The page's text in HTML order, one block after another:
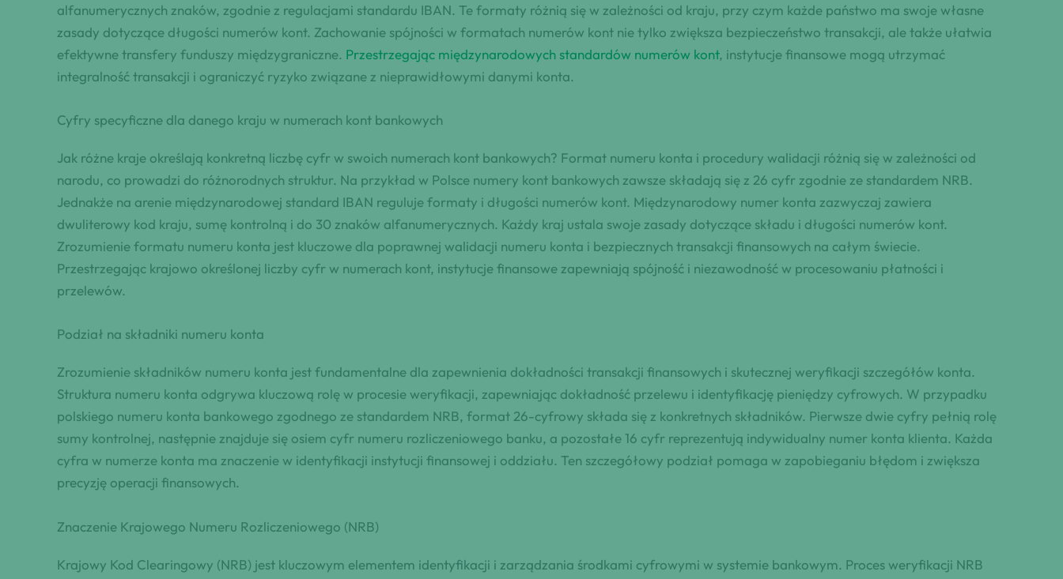
alfanumerycznych znaków, zgodnie z regulacjami standardu IBAN. Te formaty różnią się w zależności od kraju, przy czym każde państwo ma swoje własne
zasady dotyczące długości numerów kont. Zachowanie spójności w formatach numerów kont nie tylko zwiększa bezpieczeństwo transakcji, ale także ułatwia
efektywne transfery funduszy międzygraniczne. Przestrzegając międzynarodowych standardów numerów kont, instytucje finansowe mogą utrzymać
integralność transakcji i ograniczyć ryzyko związane z nieprawidłowymi danymi konta.
Cyfry specyficzne dla danego kraju w numerach kont bankowych
Jak różne kraje określają konkretną liczbę cyfr w swoich numerach kont bankowych? Format numeru konta i procedury walidacji różnią się w zależności od
narodu, co prowadzi do różnorodnych struktur. Na przykład w Polsce numery kont bankowych zawsze składają się z 26 cyfr zgodnie ze standardem NRB.
Jednakże na arenie międzynarodowej standard IBAN reguluje formaty i długości numerów kont. Międzynarodowy numer konta zazwyczaj zawiera
dwuliterowy kod kraju, sumę kontrolną i do 30 znaków alfanumerycznych. Każdy kraj ustala swoje zasady dotyczące składu i długości numerów kont.
Zrozumienie formatu numeru konta jest kluczowe dla poprawnej walidacji numeru konta i bezpiecznych transakcji finansowych na całym świecie.
Przestrzegając krajowo określonej liczby cyfr w numerach kont, instytucje finansowe zapewniają spójność i niezawodność w procesowaniu płatności i
przelewów.
Podział na składniki numeru konta
Zrozumienie składników numeru konta jest fundamentalne dla zapewnienia dokładności transakcji finansowych i skutecznej weryfikacji szczegółów konta.
Struktura numeru konta odgrywa kluczową rolę w procesie weryfikacji, zapewniając dokładność przelewu i identyfikację pieniędzy cyfrowych. W przypadku
polskiego numeru konta bankowego zgodnego ze standardem NRB, format 26-cyfrowy składa się z konkretnych składników. Pierwsze dwie cyfry pełnią rolę
sumy kontrolnej, następnie znajduje się osiem cyfr numeru rozliczeniowego banku, a pozostałe 16 cyfr reprezentują indywidualny numer konta klienta. Każda
cyfra w numerze konta ma znaczenie w identyfikacji instytucji finansowej i oddziału. Ten szczegółowy podział pomaga w zapobieganiu błędom i zwiększa
precyzję operacji finansowych.
Znaczenie Krajowego Numeru Rozliczeniowego (NRB)
Krajowy Kod Clearingowy (NRB) jest kluczowym elementem identyfikacji i zarządzania środkami cyfrowymi w systemie bankowym. Proces weryfikacji NRB